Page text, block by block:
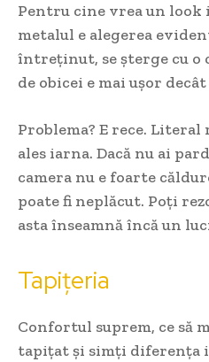
Pentru cine vrea un
metalul e alegerea
întreținut, se șterge cu o
de obicei e mai ușor
Problema? E rece.
ales iarna. Dacă nu ai
camera nu e foarte
poate fi neplăcut. Poți
asta înseamnă încă un
Tapițeria
Confortul suprem, ce să
tapițat și simți diferența